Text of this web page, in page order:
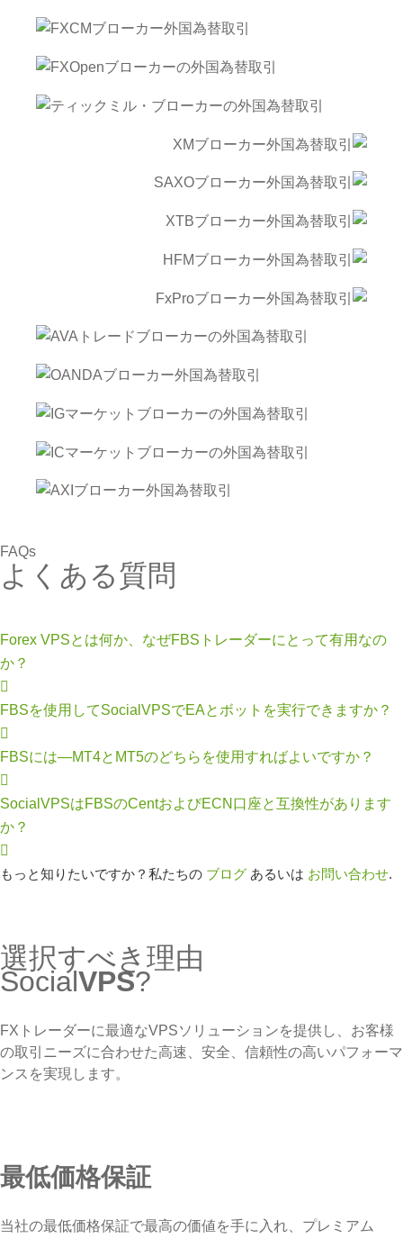
FAQs
よくある質問
Forex VPSとは何か、なぜFBSトレーダーにとって有用なの
か？
FBSを使用してSocialVPSでEAとボットを実行できますか？
FBSには—MT4とMT5のどちらを使用すればよいですか？
SocialVPSはFBSのCentおよびECN口座と互換性があります
か？
もっと知りたいですか？私たちの ブログ あるいは お問い合わせ.
選択すべき理由
SocialVPS?
FXトレーダーに最適なVPSソリューションを提供し、お客様
の取引ニーズに合わせた高速、安全、信頼性の高いパフォーマ
ンスを実現します。
最低価格保証
当社の最低価格保証で最高の価値を手に入れ、プレミアム